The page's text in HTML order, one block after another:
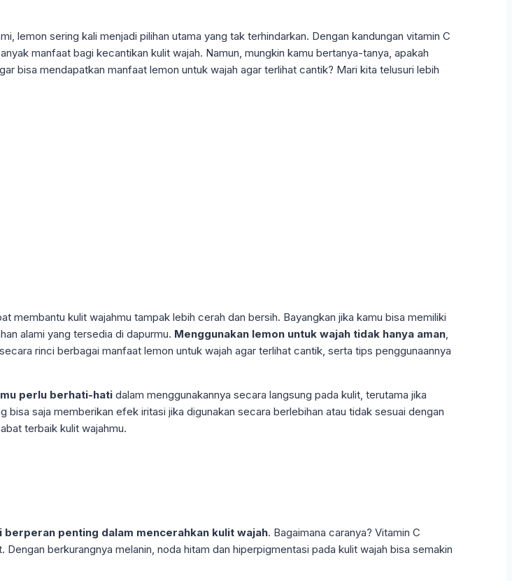
lemon sering kali menjadi pilihan utama yang tak terhindarkan. Dengan kandungan vitamin C
manfaat bagi kecantikan kulit wajah. Namun, mungkin kamu bertanya-tanya, apakah
bisa mendapatkan manfaat lemon untuk wajah agar terlihat cantik? Mari kita telusuri lebih
membantu kulit wajahmu tampak lebih cerah dan bersih. Bayangkan jika kamu bisa memiliki
alami yang tersedia di dapurmu. Menggunakan lemon untuk wajah tidak hanya aman,
rinci berbagai manfaat lemon untuk wajah agar terlihat cantik, serta tips penggunaannya
perlu berhati-hati dalam menggunakannya secara langsung pada kulit, terutama jika
saja memberikan efek iritasi jika digunakan secara berlebihan atau tidak sesuai dengan
terbaik kulit wajahmu.
berperan penting dalam mencerahkan kulit wajah. Bagaimana caranya? Vitamin C
berkurangnya melanin, noda hitam dan hiperpigmentasi pada kulit wajah bisa semakin